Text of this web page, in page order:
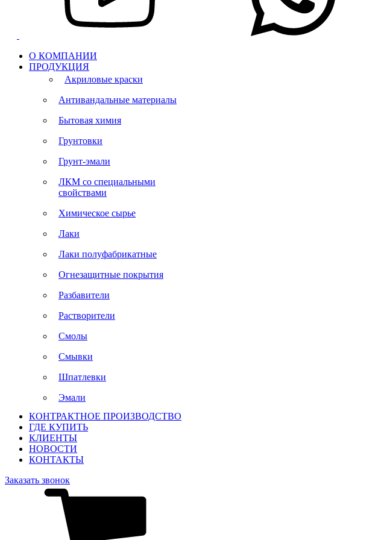
О КОМПАНИИ
ПРОДУКЦИЯ
Акриловые краски
Антивандальные материалы
Бытовая химия
Грунтовки
Грунт-эмали
ЛКМ со специальными
свойствами
Химическое сырье
Лаки
Лаки полуфабрикатные
Огнезащитные покрытия
Разбавители
Растворители
Смолы
Смывки
Шпатлевки
Эмали
КОНТРАКТНОЕ ПРОИЗВОДСТВО
ГДЕ КУПИТЬ
КЛИЕНТЫ
НОВОСТИ
КОНТАКТЫ
Заказать звонок